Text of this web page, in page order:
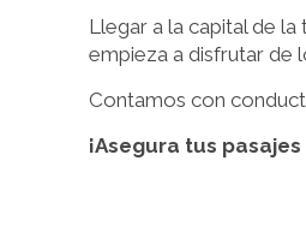
Llegar a la capital de
empieza a disfrutar de
Contamos con
¡Asegura tus